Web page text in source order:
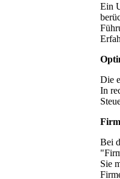
Ein
Die
In
Bei
Sie